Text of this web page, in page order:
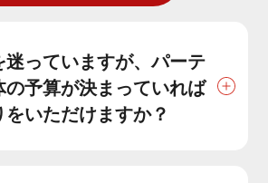
迷っていますが、パーテ
の予算が決まっていれば
をいただけますか？